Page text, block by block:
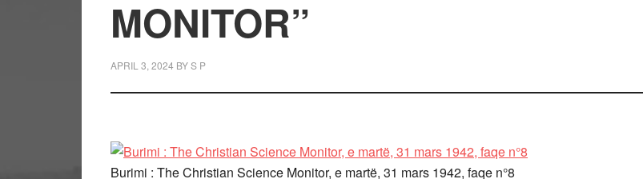
MONITOR”
APRIL 3, 2024 BYS P
Burimi : The Christian Science Monitor, e martë, 31 mars 1942, faqe n°8